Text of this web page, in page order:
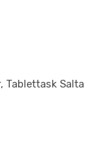
Tablettask Salta